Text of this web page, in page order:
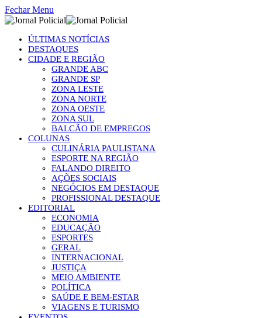
Fechar Menu
ÚLTIMAS NOTÍCIAS
DESTAQUES
CIDADE E REGIÃO
GRANDE ABC
GRANDE SP
ZONA LESTE
ZONA NORTE
ZONA OESTE
ZONA SUL
BALCÃO DE EMPREGOS
COLUNAS
CULINÁRIA PAULISTANA
ESPORTE NA REGIÃO
FALANDO DIREITO
AÇÕES SOCIAIS
NEGÓCIOS EM DESTAQUE
PROFISSIONAL DESTAQUE
EDITORIAL
ECONOMIA
EDUCAÇÃO
ESPORTES
GERAL
INTERNACIONAL
JUSTIÇA
MEIO AMBIENTE
POLÍTICA
SAÚDE E BEM-ESTAR
VIAGENS E TURISMO